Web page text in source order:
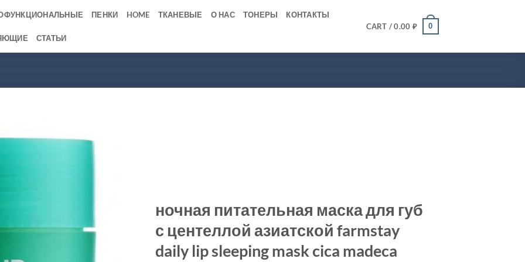
ПЕНКИ HOME ТКАНЕВЫЕ О НАС ТОНЕРЫ КОНТАКТЫ
СТАТЬИ
CART /0.00 ₽ 0
ночная питательная маска для губ
с центеллой азиатской farmstay
daily lip sleeping mask cica madeca